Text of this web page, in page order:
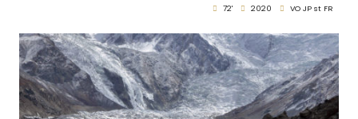
72' 2020 VO JP st FR